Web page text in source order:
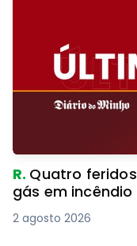
R. Quatro
gás em
2 agosto 2026